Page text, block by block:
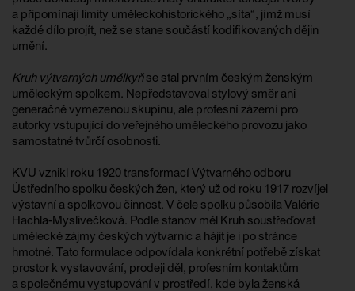
a připomínají limity uměleckohistorického „síta“, jímž musí
každé dílo projít, než se stane součástí kodifikovaných dějin
umění.
Kruh výtvarných umělkyňse stal prvním českým ženským
uměleckým spolkem. Nepředstavoval stylový směr ani
generačně vymezenou skupinu, ale profesní zázemí pro
autorky vstupující do veřejného uměleckého provozu jako
samostatné tvůrčí osobnosti.
KVU vznikl roku 1920 transformací Výtvarného odboru
Ústředního spolku českých žen, který už od roku 1917 rozvíjel
výstavní a spolkovou činnost. V čele spolku působila Valérie
Hachla-Myslivečková. Podle stanov měl Kruh soustřeďovat
umělecké zájmy českých výtvarnic a hájit je i po stránce
hmotné. Tato formulace odpovídala konkrétní potřebě získat
prostor k vystavování, prodeji děl, profesním kontaktům
a společnému vystupování v prostředí, kde byla ženská